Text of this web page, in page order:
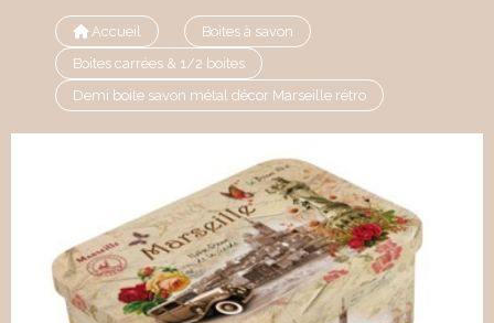
Accueil
Boites à savon
Boites carrées & 1/2 boites
Demi boite savon métal décor Marseille rétro